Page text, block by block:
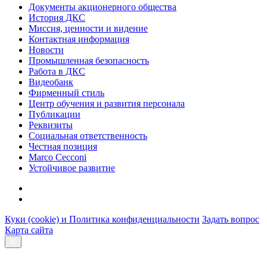
Документы акционерного общества
История ДКС
Миссия, ценности и видение
Контактная информация
Новости
Промышленная безопасность
Работа в ДКС
Видеобанк
Фирменный стиль
Центр обучения и развития персонала
Публикации
Реквизиты
Социальная ответственность
Честная позиция
Marco Cecconi
Устойчивое развитие
Куки (cookie) и Политика конфиденциальности Задать вопрос
Карта сайта